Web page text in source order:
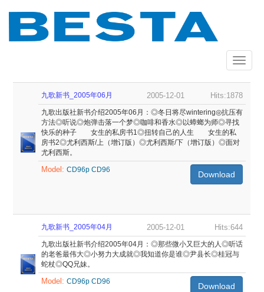
content
Toggle
九歌新书_2005年06月 2005-12-01 Hits:1878
九歌出版社新书介绍2005年06月：◎冬日将尽wintering◎抗压有
方法◎听说◎炮弹击落一个梦◎咖啡和香水◎以蟑螂为师◎寻找
快乐的种子 女生的私房书1◎扭转自己的人生 女生的私
房书2◎尤利西斯/上（增订版）◎尤利西斯/下（增订版）◎面对
尤利西斯。
Model:CD96p CD96 Download
九歌新书_2005年04月 2005-12-01 Hits:644
九歌出版社新书介绍2005年04月：◎那些微小又巨大的人◎听话
的老爸最伟大◎小努力大成就◎我知道你是谁◎尹县长◎桂冠与
蛇杖◎QQ兄妹。
Model:CD96p CD96 Download